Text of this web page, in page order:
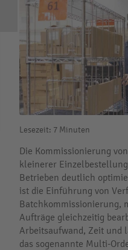
Lesezeit: 7 Minuten
Die Kommissionierung
kleinerer
Betrieben deutlich
ist die Einführung von
Batchkommissionierung,
Aufträge gleichzeitig
Arbeitsaufwand, Zeit und
das sogenannte Multi-